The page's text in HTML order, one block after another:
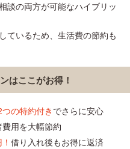
談の両方が可能なハイブリッ
ているため、生活費の節約も
はここがお得！
つの特約付き でさらに安心
費用を大幅節約
借り入れ後もお得に返済